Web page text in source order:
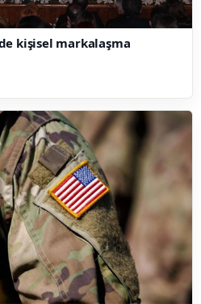
kişisel markalaşma